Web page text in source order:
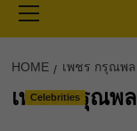
Menu
HOME เพชร กรุณพล
เพชร กรุณพล
Celebrities